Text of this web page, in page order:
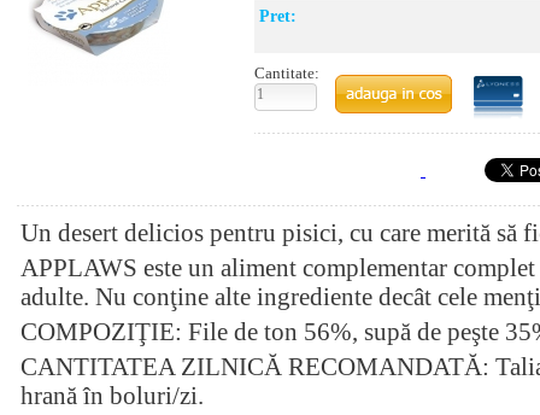
Pret:
Cantitate:
Un desert delicios pentru pisici, cu care merită să
APPLAWS este un aliment complementar
adulte. Nu conţine alte ingrediente decât cele
COMPOZIŢIE: File de ton 56%, supă de peşte
CANTITATEA ZILNICĂ RECOMANDATĂ:
hrană în boluri/zi.